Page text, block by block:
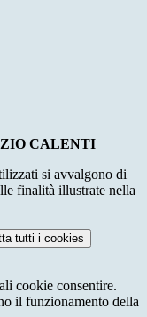
CALENTI
si avvalgono di
finalità illustrate nella
tutti i cookies
cookie consentire.
il funzionamento della